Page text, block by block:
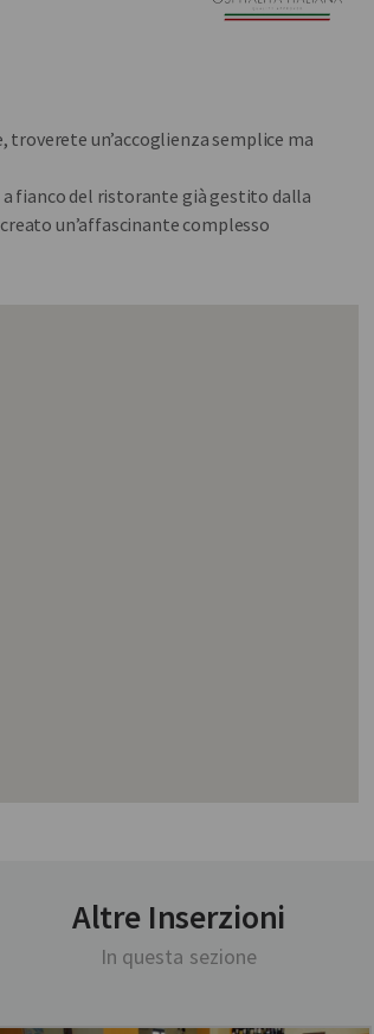
un’accoglienza semplice ma
fianco del ristorante già gestito dalla
un’affascinante complesso
Altre Inserzioni
In questa sezione